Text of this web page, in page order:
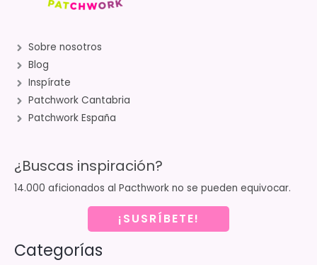
Sobre nosotros
Blog
Inspírate
Patchwork Cantabria
Patchwork España
¿Buscas inspiración?
14.000 aficionados al Pacthwork no se pueden equivocar.
¡SUSRÍBETE!
Categorías